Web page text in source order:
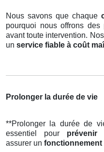
Nous savons que chaque
pourquoi nous offrons des
avant toute intervention. Nos
un service fiable à coût
Prolonger la durée de vie
**Prolonger la durée de
essentiel pour prévenir
assurer un fonctionnement